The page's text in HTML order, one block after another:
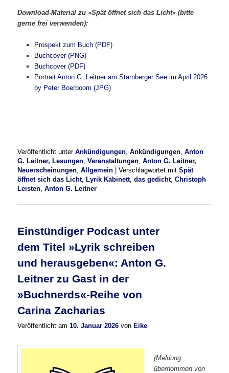
Download-Material zu »Spät öffnet sich das Licht« (bitte
gerne frei verwenden):
Prospekt zum Buch (PDF)
Buchcover (PNG)
Buchcover (PDF)
Portrait Anton G. Leitner am Starnberger See im April 2026
by Peter Boerboom (JPG)
Veröffentlicht unter Ankündigungen ,Ankündigungen ,Anton
G. Leitner, Lesungen ,Veranstaltungen ,Anton G. Leitner,
Neuerscheinungen ,Allgemein |Verschlagwortet mit Spät
öffnet sich das Licht, Lyrik Kabinett,das gedicht,Christoph
Leisten ,Anton G. Leitner
Einstündiger Podcast unter
dem Titel »Lyrik schreiben
und herausgeben«: Anton G.
Leitner zu Gast in der
»Buchnerds«-Reihe von
Carina Zacharias
Veröffentlicht am10. Januar 2026 von Eike
(Meldung
übernommen von